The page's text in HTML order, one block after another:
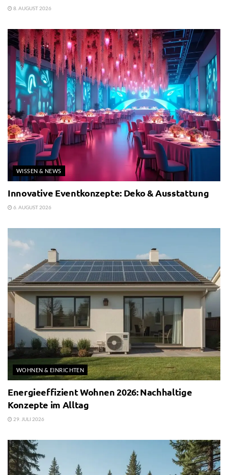
8. AUGUST 2026
WISSEN & NEWS
Innovative Eventkonzepte: Deko & Ausstattung
6. AUGUST 2026
WOHNEN & EINRICHTEN
Energieeffizient Wohnen 2026: Nachhaltige
Konzepte im Alltag
29. JULI 2026